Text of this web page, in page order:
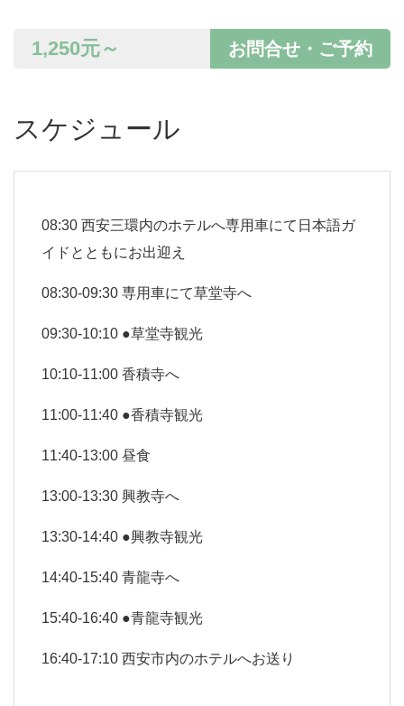
お問合せ・ご予約
1,250元～
スケジュール
08:30 西安三環内のホテルへ専用車にて日本語ガ
イドとともにお出迎え
08:30-09:30 専用車にて草堂寺へ
09:30-10:10 ●草堂寺観光
10:10-11:00 香積寺へ
11:00-11:40 ●香積寺観光
11:40-13:00 昼食
13:00-13:30 興教寺へ
13:30-14:40 ●興教寺観光
14:40-15:40 青龍寺へ
15:40-16:40 ●青龍寺観光
16:40-17:10 西安市内のホテルへお送り